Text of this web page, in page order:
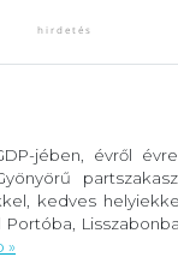
jében, évről
kedves
»